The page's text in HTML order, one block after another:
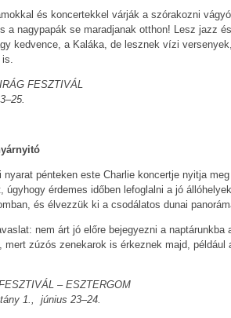
és koncertekkel várják a szórakozni
a nagypapák se maradjanak otthon! Lesz jazz
kedvence, a Kaláka, de lesznek vízi
FESZTIVÁL
pénteken este Charlie koncertje nyitja
úgyhogy érdemes időben lefoglalni a jó
és élvezzük ki a csodálatos dunai
nem árt jó előre bejegyezni a
mert zúzós zenekarok is érkeznek majd,
– ESZTERGOM
1., június 23–24.